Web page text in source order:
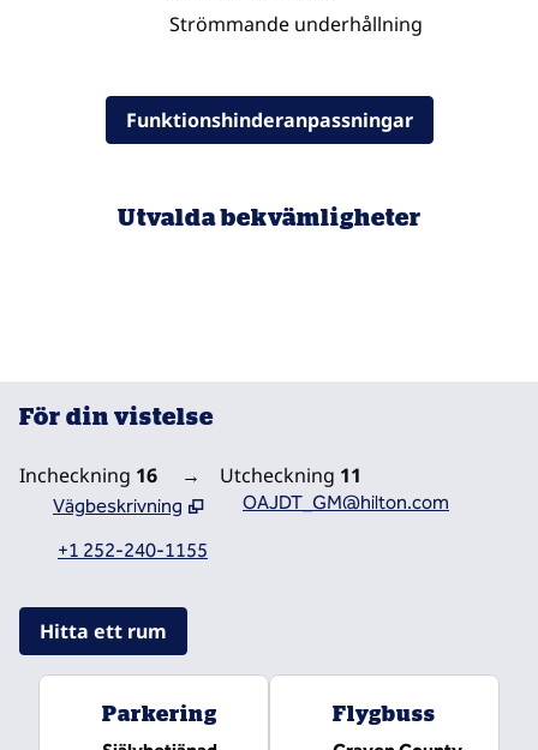
Strömmande underhållning
Funktionshinderanpassningar
Utvalda bekvämligheter
POOLER
För din vistelse
Incheckning 16 → Utcheckning 11
Vägbeskrivning
Öppnar ny flik
OAJDT_GM@hilton.com
+1 252-240-1155
Hitta ett rum
Parkering Flygbuss